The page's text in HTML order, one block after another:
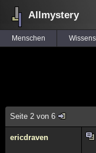
Allmystery
Menschen
Seite 2 von 6
ericdraven